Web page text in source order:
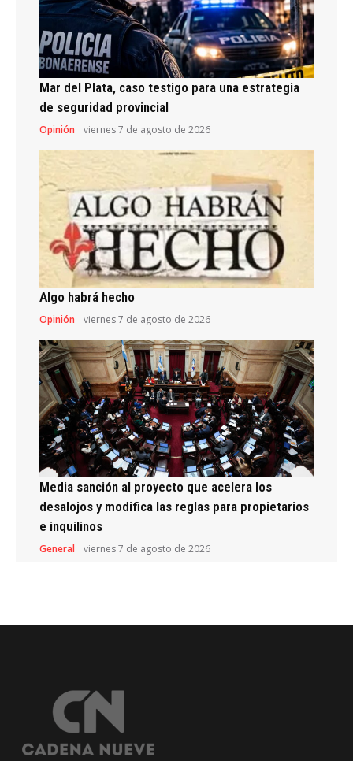
Mar del Plata, caso testigo para una estrategia
de seguridad provincial
Opinión viernes 7 de agosto de 2026
Algo habrá hecho
Opinión viernes 7 de agosto de 2026
Media sanción al proyecto que acelera los
desalojos y modifica las reglas para propietarios
e inquilinos
General viernes 7 de agosto de 2026